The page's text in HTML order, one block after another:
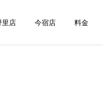
里店 今宿店 料金